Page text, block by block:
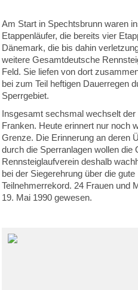
Am Start in Spechtsbrunn waren
Etappenläufer, die bereits vier
Dänemark, die bis dahin
weitere Gesamtdeutsche
Feld. Sie liefen von dort
bei zum Teil heftigen Dauerregen
Sperrgebiet.
Insgesamt sechsmal wechselt
Franken. Heute erinnert nur noch
Grenze. Die Erinnerung an deren
durch die Sperranlagen wollen
Rennsteiglaufverein deshalb
bei der Siegerehrung über die
Teilnehmerrekord. 24 Frauen und
19. Mai 1990 gewesen.